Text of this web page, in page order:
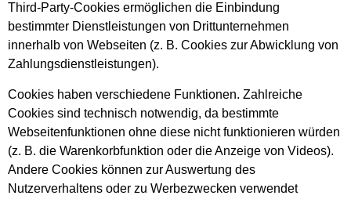
Third-Party-Cookies ermöglichen die Einbindung
bestimmter Dienstleistungen von Drittunternehmen
innerhalb von Webseiten (z. B. Cookies zur Abwicklung von
Zahlungsdienstleistungen).
Cookies haben verschiedene Funktionen. Zahlreiche
Cookies sind technisch notwendig, da bestimmte
Webseitenfunktionen ohne diese nicht funktionieren würden
(z. B. die Warenkorbfunktion oder die Anzeige von Videos).
Andere Cookies können zur Auswertung des
Nutzerverhaltens oder zu Werbezwecken verwendet